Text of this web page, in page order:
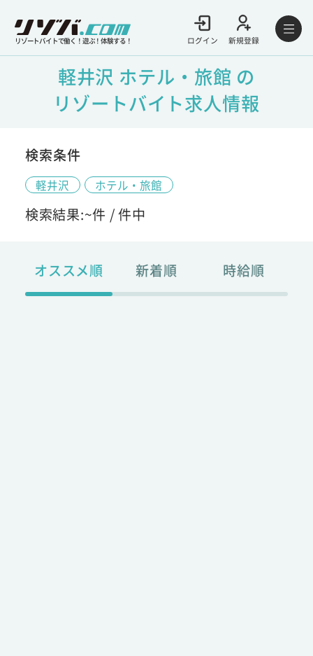
リゾートバイトで働く！遊ぶ！体験する！ ログイン 新規登録
軽井沢 ホテル・旅館 の
リゾートバイト求人情報
検索条件
軽井沢 ホテル・旅館
検索結果:~件 /件中
オススメ順 新着順 時給順